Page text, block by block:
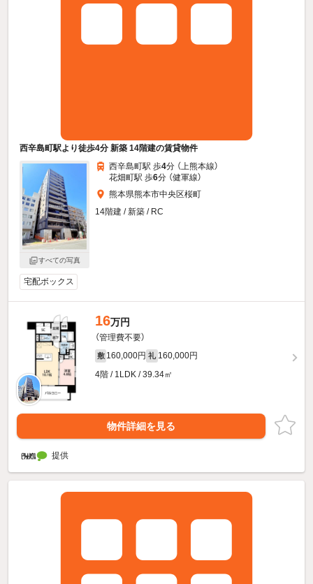
西辛島町駅より徒歩4分 新築 14階建の賃貸物件
すべての写真
西辛島町駅 歩4分 （上熊本線）
花畑町駅 歩6分 （健軍線）
熊本県熊本市中央区桜町
14階建 / 新築 / RC
宅配ボックス
16万円
（管理費不要）
敷 160,000円 礼 160,000円
4階 / 1LDK / 39.34㎡
物件詳細を見る
提供